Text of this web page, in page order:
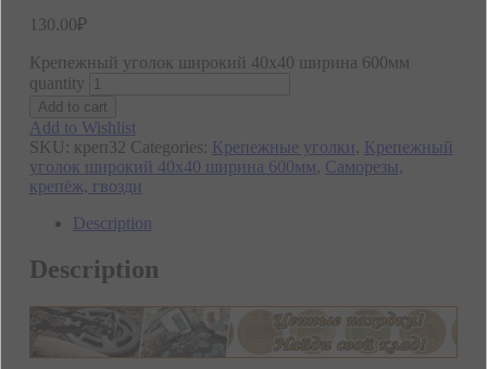
130.00₽
Крепежный уголок широкий 40х40 ширина 600мм
quantity
Add to cart
Add to Wishlist
SKU: креп32 Categories: Крепежные уголки, Крепежный
уголок широкий 40х40 ширина 600мм, Саморезы,
крепёж, гвозди
Description
Description